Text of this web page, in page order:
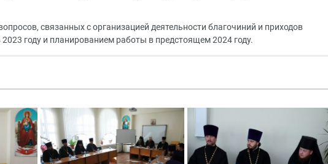
связанных с организацией деятельности благочиний и приходов
году и планированием работы в предстоящем 2024 году.